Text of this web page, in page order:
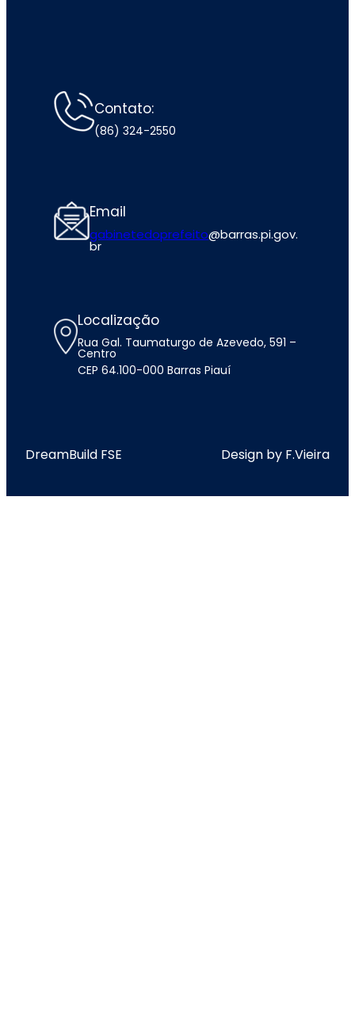
Contato:
(86) 324-2550
Email
gabinetedoprefeito@barras.pi.gov.
br
Localização
Rua Gal. Taumaturgo de Azevedo, 591 –
Centro
CEP 64.100-000 Barras Piauí
DreamBuild FSE Design by F.Vieira